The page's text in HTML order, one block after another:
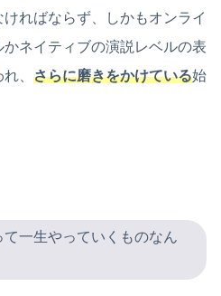
ければならず、しかもオンライ
ネイティブの演説レベルの表
、 さらに磨きをかけている始
て一生やっていくものなん